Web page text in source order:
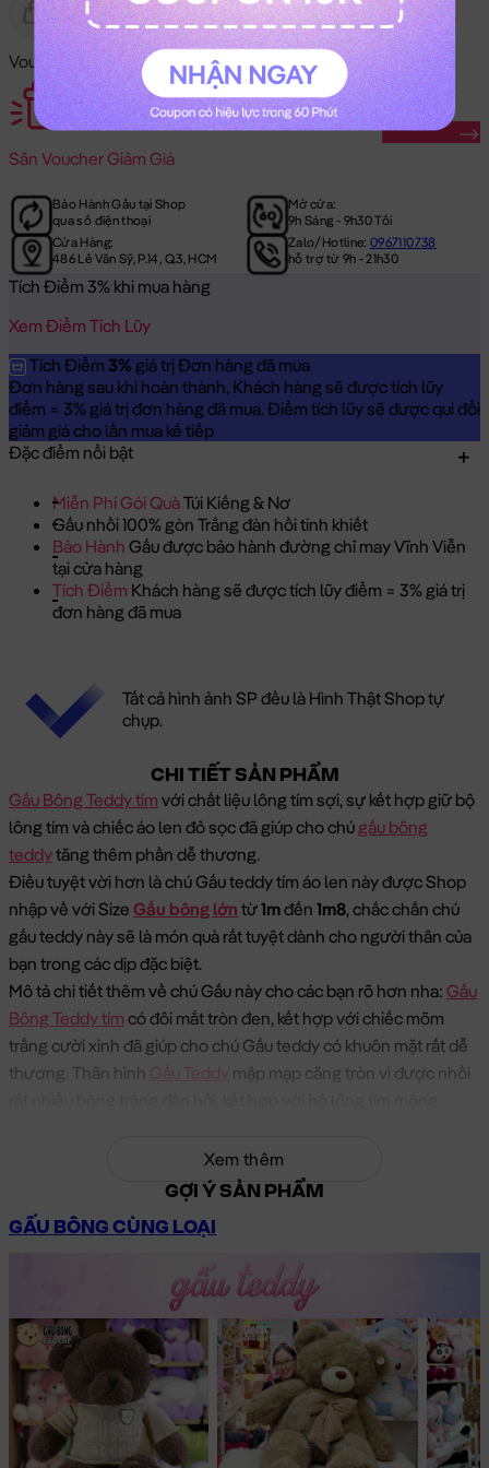
Gửi Tặng Hết Hàng
Voucher Mã Khuyến Mãi:
Săn Voucher Giảm Giá
Săn Ngay
Bảo Hành Gấu tại Shop
qua số điện thoại
Mở cửa:
9h Sáng - 9h30 Tối
Cửa Hàng:
486 Lê Văn Sỹ, P.14, Q.3, HCM
Zalo/Hotline:0967110738
hỗ trợ từ 9h - 21h30
Tích Điểm 3% khi mua hàng
Xem Điểm Tích Lũy
Tích Điểm 3% giá trị Đơn hàng đã mua
Đơn hàng sau khi hoàn thành, Khách hàng sẽ được tích lũy
điểm = 3% giá trị đơn hàng đã mua. Điểm tích lũy sẽ được qui đổi
giảm giá cho lần mua kế tiếp
Đặc điểm nổi bật
Miễn Phí Gói QuàTúi Kiếng & Nơ
Gấu nhồi 100% gòn Trắng đàn hồi tinh khiết
Bảo Hành Gấu được bảo hành đường chỉ may Vĩnh Viễn
tại cửa hàng
Tích Điểm Khách hàng sẽ được tích lũy điểm = 3% giá trị
đơn hàng đã mua
Tất cả hình ảnh SP đều là Hình Thật Shop tự
chụp.
CHI TIẾT SẢN PHẨM
Gấu Bông Teddy tím với chất liệu lông tím sợi, sự kết hợp giữ bộ
lông tím và chiếc áo len đỏ sọc đã giúp cho chú gấu bông
teddytăng thêm phần dễ thương.
Điều tuyệt vời hơn là chú Gấu teddy tím áo len này được Shop
nhập về với Size Gấu bông lớn từ1mđến 1m8, chắc chắn chú
gấu teddy này sẽ là món quà rất tuyệt dành cho người thân của
bạn trong các dịp đặc biệt.
Mô tả chi tiết thêm về chú Gấu này cho các bạn rõ hơn nha: Gấu
Bông Teddy tím có đôi mắt tròn đen, kết hợp với chiếc mõm
trắng cười xinh đã giúp cho chú Gấu teddy có khuôn mặt rất dễ
thương. Thân hình Gấu Teddy mập mạp căng tròn vì được nhồi
Xem thêm
GỢI Ý SẢN PHẨM
GẤU BÔNG CÙNG LOẠI